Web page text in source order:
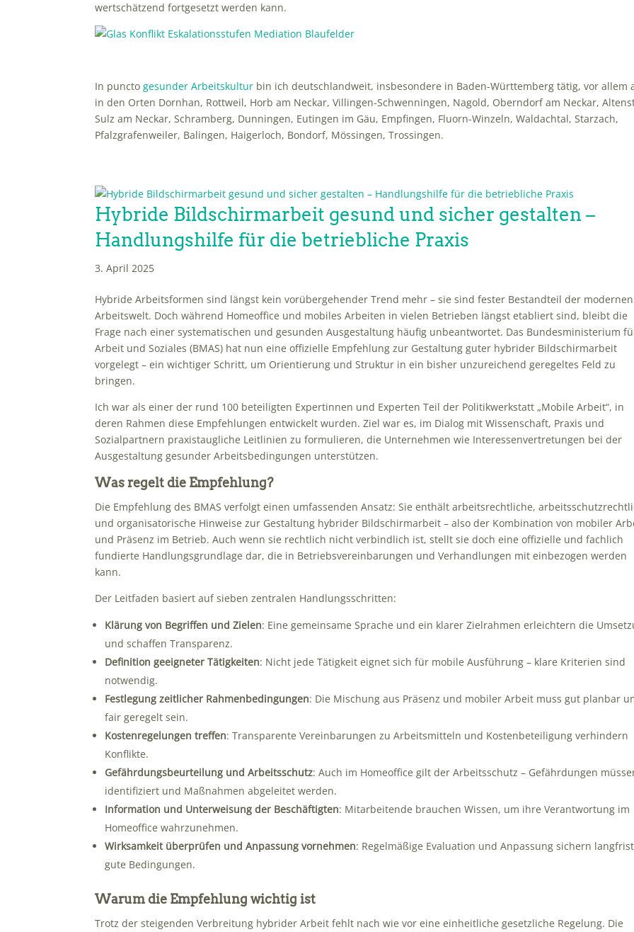
wertschätzend fortgesetzt werden kann.
In punctogesunder Arbeitskultur bin ich deutschlandweit, insbesondere in Baden-Württemberg tätig, vor allem
in den Orten Dornhan, Rottweil, Horb am Neckar, Villingen-Schwenningen, Nagold, Oberndorf am Neckar,
Sulz am Neckar, Schramberg, Dunningen, Eutingen im Gäu, Empfingen, Fluorn-Winzeln, Waldachtal, Starzach,
Pfalzgrafenweiler, Balingen, Haigerloch, Bondorf, Mössingen, Trossingen.
Hybride Bildschirmarbeit gesund und sicher gestalten –
Handlungshilfe für die betriebliche Praxis
3. April 2025
Hybride Arbeitsformen sind längst kein vorübergehender Trend mehr – sie sind fester Bestandteil der modernen
Arbeitswelt. Doch während Homeoffice und mobiles Arbeiten in vielen Betrieben längst etabliert sind, bleibt die
Frage nach einer systematischen und gesunden Ausgestaltung häufig unbeantwortet. Das Bundesministerium
Arbeit und Soziales (BMAS) hat nun eine offizielle Empfehlung zur Gestaltung guter hybrider Bildschirmarbeit
vorgelegt – ein wichtiger Schritt, um Orientierung und Struktur in ein bisher unzureichend geregeltes Feld zu
bringen.
Ich war als einer der rund 100 beteiligten Expertinnen und Experten Teil der Politikwerkstatt „Mobile Arbeit“, in
deren Rahmen diese Empfehlungen entwickelt wurden. Ziel war es, im Dialog mit Wissenschaft, Praxis und
Sozialpartnern praxistaugliche Leitlinien zu formulieren, die Unternehmen wie Interessenvertretungen bei der
Ausgestaltung gesunder Arbeitsbedingungen unterstützen.
Was regelt die Empfehlung?
Die Empfehlung des BMAS verfolgt einen umfassenden Ansatz: Sie enthält arbeitsrechtliche,
und organisatorische Hinweise zur Gestaltung hybrider Bildschirmarbeit – also der Kombination von mobiler
und Präsenz im Betrieb. Auch wenn sie rechtlich nicht verbindlich ist, stellt sie doch eine offizielle und fachlich
fundierte Handlungsgrundlage dar, die in Betriebsvereinbarungen und Verhandlungen mit einbezogen werden
kann.
Der Leitfaden basiert auf sieben zentralen Handlungsschritten:
Klärung von Begriffen und Zielen: Eine gemeinsame Sprache und ein klarer Zielrahmen erleichtern die
und schaffen Transparenz.
Definition geeigneter Tätigkeiten: Nicht jede Tätigkeit eignet sich für mobile Ausführung – klare Kriterien sind
notwendig.
Festlegung zeitlicher Rahmenbedingungen: Die Mischung aus Präsenz und mobiler Arbeit muss gut planbar
fair geregelt sein.
Kostenregelungen treffen: Transparente Vereinbarungen zu Arbeitsmitteln und Kostenbeteiligung verhindern
Konflikte.
Gefährdungsbeurteilung und Arbeitsschutz: Auch im Homeoffice gilt der Arbeitsschutz – Gefährdungen
identifiziert und Maßnahmen abgeleitet werden.
Information und Unterweisung der Beschäftigten: Mitarbeitende brauchen Wissen, um ihre Verantwortung im
Homeoffice wahrzunehmen.
Wirksamkeit überprüfen und Anpassung vornehmen: Regelmäßige Evaluation und Anpassung sichern
gute Bedingungen.
Warum die Empfehlung wichtig ist
Trotz der steigenden Verbreitung hybrider Arbeit fehlt nach wie vor eine einheitliche gesetzliche Regelung. Die